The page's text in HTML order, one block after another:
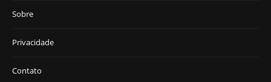
Sobre
Privacidade
Contato